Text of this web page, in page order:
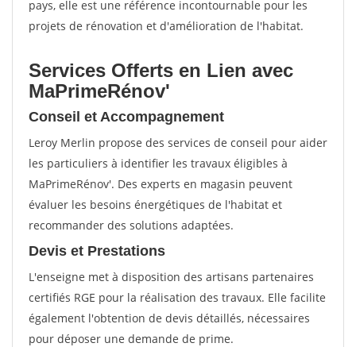
pays, elle est une référence incontournable pour les
projets de rénovation et d'amélioration de l'habitat.
Services Offerts en Lien avec
MaPrimeRénov'
Conseil et Accompagnement
Leroy Merlin propose des services de conseil pour aider
les particuliers à identifier les travaux éligibles à
MaPrimeRénov'. Des experts en magasin peuvent
évaluer les besoins énergétiques de l'habitat et
recommander des solutions adaptées.
Devis et Prestations
L'enseigne met à disposition des artisans partenaires
certifiés RGE pour la réalisation des travaux. Elle facilite
également l'obtention de devis détaillés, nécessaires
pour déposer une demande de prime.